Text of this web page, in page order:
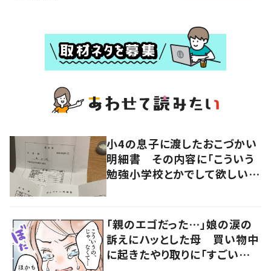
小4の息子に渡したおこづかい
明細書 その内容に「こういう
勉強小学校とかでして欲しい」
「親のエゴだった…」娘の涙の
訴えにハッとした母 買い物中
に起きたやり取りに「すごい分